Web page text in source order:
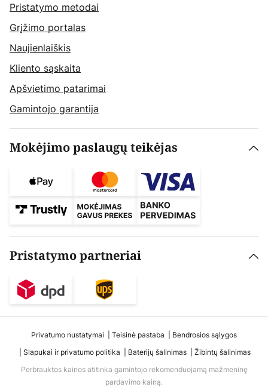
Pristatymo metodai
Grįžimo portalas
Naujienlaiškis
Kliento sąskaita
Apšvietimo patarimai
Gamintojo garantija
Mokėjimo paslaugų teikėjas
Pristatymo partneriai
Privatumo nustatymai Teisinė pastaba
Bendrosios sąlygos
Slapukai ir privatumo politika
Baterijų šalinimas
Žibintų šalinimas
Perbrauktos kainos atitinka gamintojo rekomenduojamą mažmeninę
pardavimo kainą.